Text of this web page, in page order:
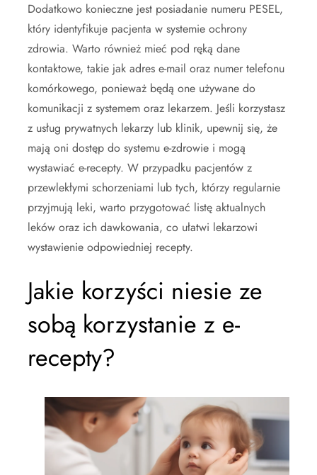
Dodatkowo konieczne jest posiadanie numeru PESEL,
który identyfikuje pacjenta w systemie ochrony
zdrowia. Warto również mieć pod ręką dane
kontaktowe, takie jak adres e-mail oraz numer telefonu
komórkowego, ponieważ będą one używane do
komunikacji z systemem oraz lekarzem. Jeśli korzystasz
z usług prywatnych lekarzy lub klinik, upewnij się, że
mają oni dostęp do systemu e-zdrowie i mogą
wystawiać e-recepty. W przypadku pacjentów z
przewlekłymi schorzeniami lub tych, którzy regularnie
przyjmują leki, warto przygotować listę aktualnych
leków oraz ich dawkowania, co ułatwi lekarzowi
wystawienie odpowiedniej recepty.
Jakie korzyści niesie ze
sobą korzystanie z e-
recepty?